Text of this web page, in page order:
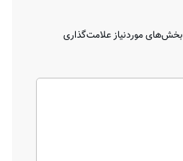
بخش‌های موردنیاز علامت‌گذاری